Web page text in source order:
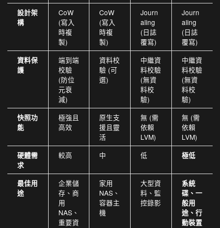
設計架
構
CoW
(寫入
時複
製)
CoW
(寫入
時複
製)
Journ
aling
(日誌
覆寫)
Journ
aling
(日誌
覆寫)
資料保
護
端到端
校驗
(防位
元衰
減)
資料校
驗 (可
選)
中繼資
料校驗
(無資
料校
驗)
中繼資
料校驗
(無資
料校
驗)
快照功
能
極強且
高效
原生支
援且靈
活
無 (需
依賴
LVM)
無 (需
依賴
LVM)
硬體需
求
較高 中 低 極低
最佳用
途
企業儲
存、商
用
NAS、
重要資
家用
NAS、
容器主
機
大型資
料、監
控錄影
系統
碟、一
般用
途、行
動裝置